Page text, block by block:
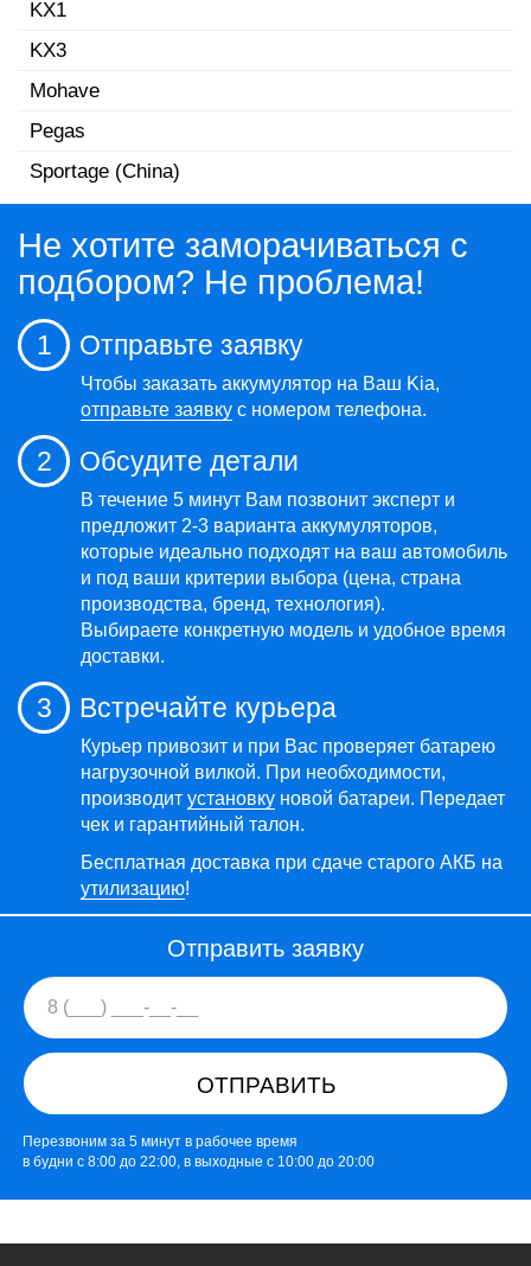
KX1
KX3
Mohave
Pegas
Sportage (China)
Не хотите заморачиваться с
подбором? Не проблема!
1 Отправьте заявку
Чтобы заказать аккумулятор на Ваш Kia,
отправьте заявку с номером телефона.
2 Обсудите детали
В течение 5 минут Вам позвонит эксперт и
предложит 2-3 варианта аккумуляторов,
которые идеально подходят на ваш автомобиль
и под ваши критерии выбора (цена, страна
производства, бренд, технология).
Выбираете конкретную модель и удобное время
доставки.
3 Встречайте курьера
Курьер привозит и при Вас проверяет батарею
нагрузочной вилкой. При необходимости,
производит установку новой батареи. Передает
чек и гарантийный талон.
Бесплатная доставка при сдаче старого АКБ на
утилизацию!
Отправить заявку
ОТПРАВИТЬ
Перезвоним за 5 минут в рабочее время
в будни с 8:00 до 22:00, в выходные с 10:00 до 20:00